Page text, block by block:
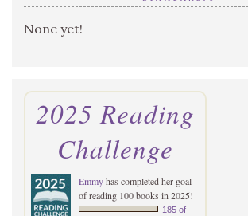
None yet!
2025 Reading
Challenge
Emmyhas completed her goal
of reading 100 books in 2025!
185 of